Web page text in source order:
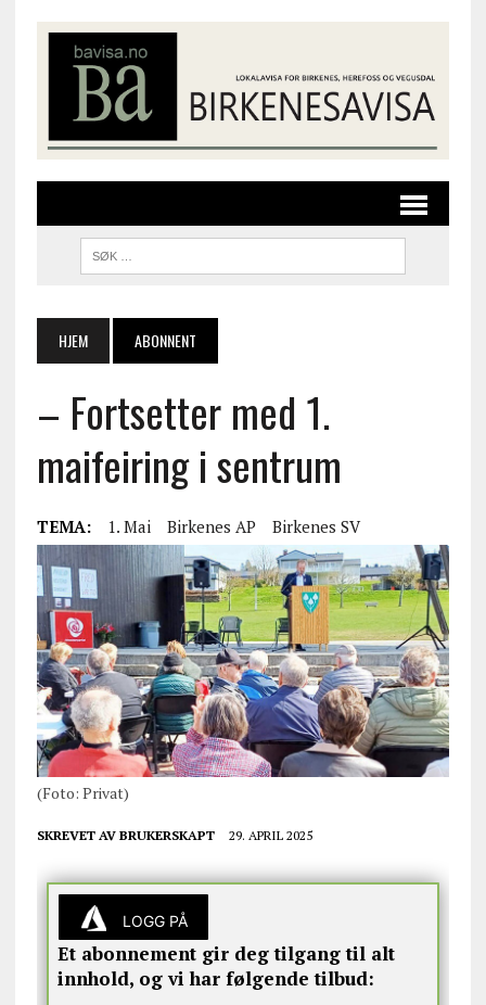
HJEM ABONNENT
– Fortsetter med 1.
maifeiring i sentrum
TEMA: 1. Mai Birkenes AP Birkenes SV
(Foto: Privat)
SKREVET AV BRUKERSKAPT 29. APRIL 2025
LOGG PÅ
Et abonnement gir deg tilgang til alt
innhold, og vi har følgende tilbud: